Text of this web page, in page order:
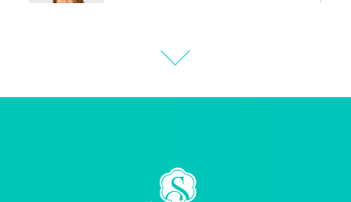
Carla Eschberger